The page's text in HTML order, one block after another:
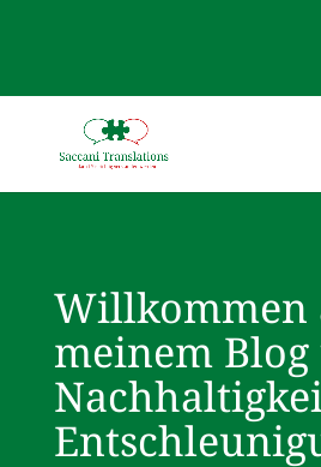
Willkommen
meinem